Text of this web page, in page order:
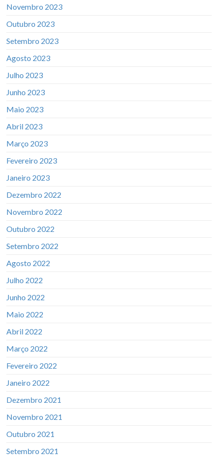
Novembro 2023
Outubro 2023
Setembro 2023
Agosto 2023
Julho 2023
Junho 2023
Maio 2023
Abril 2023
Março 2023
Fevereiro 2023
Janeiro 2023
Dezembro 2022
Novembro 2022
Outubro 2022
Setembro 2022
Agosto 2022
Julho 2022
Junho 2022
Maio 2022
Abril 2022
Março 2022
Fevereiro 2022
Janeiro 2022
Dezembro 2021
Novembro 2021
Outubro 2021
Setembro 2021